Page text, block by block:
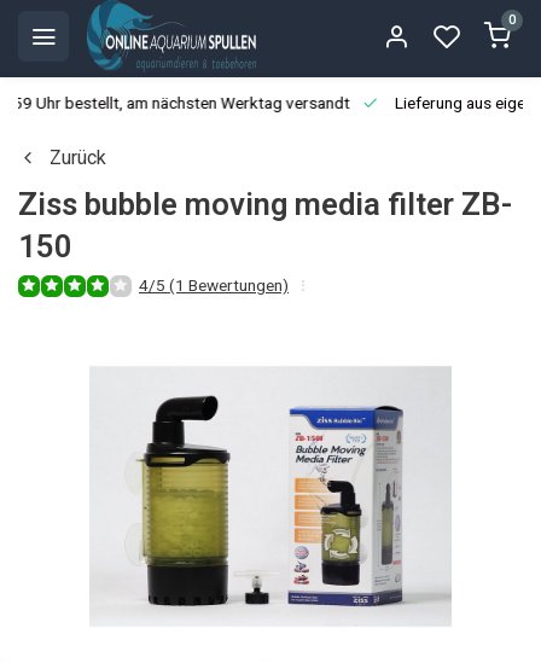
0
Uhr bestellt, am nächsten Werktag versandt Lieferung aus
Zurück
Ziss bubble moving media filter ZB-
150
4/5 (1 Bewertungen)